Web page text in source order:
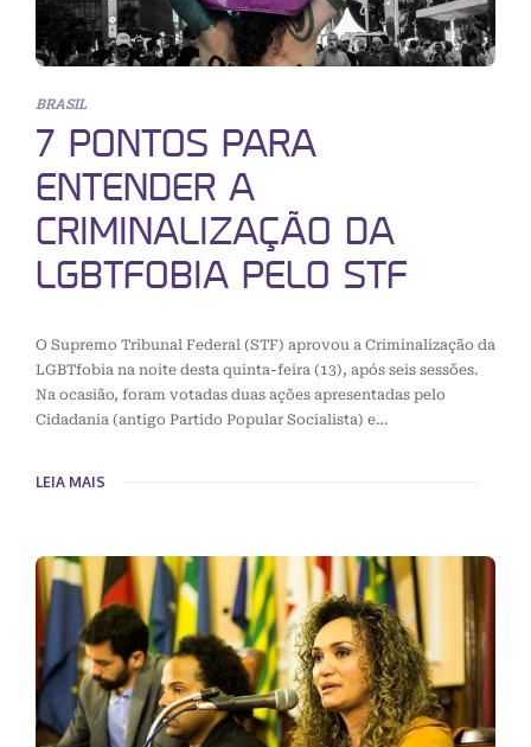
BRASIL
7 PONTOS PARA
ENTENDER A
CRIMINALIZAÇÃO DA
LGBTFOBIA PELO STF
O Supremo Tribunal Federal (STF) aprovou a Criminalização da
LGBTfobia na noite desta quinta-feira (13), após seis sessões.
Na ocasião, foram votadas duas ações apresentadas pelo
Cidadania (antigo Partido Popular Socialista) e…
LEIA MAIS